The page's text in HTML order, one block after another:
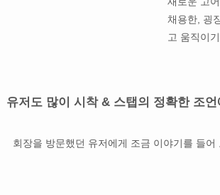
채용한, 굉
고 움직이
유저도 많이 시착 & 스탭의 정확한 조
회장을 방문했던 유저에게 조금 이야기를 들어